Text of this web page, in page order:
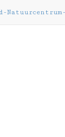
Natuurcentrum-